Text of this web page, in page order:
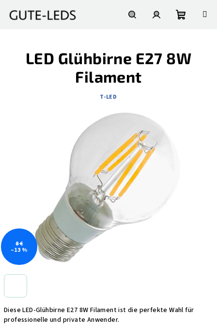
Inhalt
Diese LED-Glühbirne E27 8W Filament ist die perfekte Wahl für
professionelle und private Anwender.
LED Glühbirne E27 8W
Filament
T-LED
8 €
–13 %